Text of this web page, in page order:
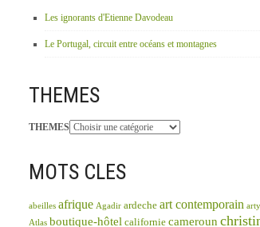
Les ignorants d'Etienne Davodeau
Le Portugal, circuit entre océans et montagnes
THEMES
THEMES
MOTS CLES
abeilles afrique Agadir ardeche art contemporain arty
Atlas boutique-hôtel californie cameroun